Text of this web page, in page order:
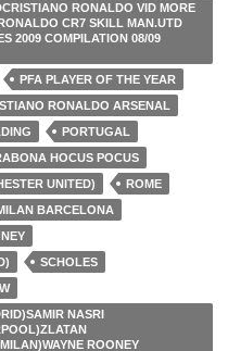
RONALDO VID MORE
CR7 SKILL MAN.UTD
2009 COMPILATION 08/09
PFA PLAYER OF THE YEAR
RONALDO ARSENAL
PORTUGAL
HOCUS POCUS
UNITED)
ROME
BARCELONA
SCHOLES
NASRI
ROONEY